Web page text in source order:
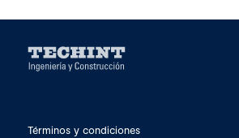
Términos y condiciones